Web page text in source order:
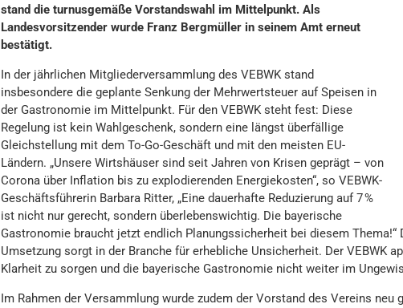
stand die turnusgemäße Vorstandswahl im Mittelpunkt. Als
Landesvorsitzender wurde Franz Bergmüller in seinem Amt erneut
bestätigt.
In der jährlichen Mitgliederversammlung des VEBWK stand
insbesondere die geplante Senkung der Mehrwertsteuer auf Speisen in
der Gastronomie im Mittelpunkt. Für den VEBWK steht fest: Diese
Regelung ist kein Wahlgeschenk, sondern eine längst überfällige
Gleichstellung mit dem To-Go-Geschäft und mit den meisten EU-
Ländern. „Unsere Wirtshäuser sind seit Jahren von Krisen geprägt – von
Corona über Inflation bis zu explodierenden Energiekosten“, so VEBWK-
Geschäftsführerin Barbara Ritter, „Eine dauerhafte Reduzierung auf 7 %
ist nicht nur gerecht, sondern überlebenswichtig. Die bayerische
Gastronomie braucht jetzt endlich Planungssicherheit bei diesem
Umsetzung sorgt in der Branche für erhebliche Unsicherheit. Der VEBWK
Klarheit zu sorgen und die bayerische Gastronomie nicht weiter im
Im Rahmen der Versammlung wurde zudem der Vorstand des Vereins neu